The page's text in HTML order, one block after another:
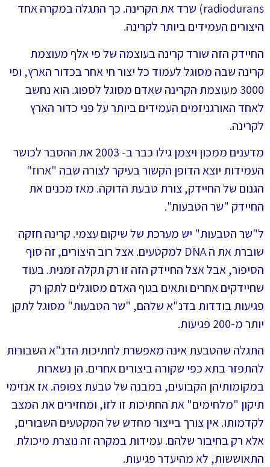
radiodurans) שרד את הקרינה. כך התגלה במקרה אחד
היצורים העמידים ביותר לקרינה.
החיידק הזה שורד קרינה בעוצמה של פי אלף מעוצמת
קרינה שבה מסוגל לעמוד כל יצור חי אחר בכדור הארץ, ופי
3000 מעוצמת הקרינה שאדם מסוגל לספוג. הוא נחשב
לאחד האורגניזמים העמידים ביותר על פני כדור הארץ
לקרינה.
מדענים ממכון ויצמן גילו כבר ב- 2003 את ההסבר לכושר
העמידות יוצא הדופן הקשור בעיקר לצורה שבה "ארוז"
הגנום של החיידק, צורת טבעת הדוקה. מאז מכנים את
החיידק "שר הטבעות".
ל"שר הטבעות" יש מערכת של שיקום עצמי. קרינה חזקה
שוברת את ה DNA למקטעים. אצל רוב היצורים, זה סוף
הסיפור, אבל אצל החיידק הזה זו רק תקלה זמנית. בעוד
שחיידקים אחרים ותאים בגוף האדם מסוגלים לתקן רק
פגיעות בודדות בדנ"א שלהם, "שר הטבעות" מסוגל לתקן
יותר מ-200 פגיעות.
התגלה שהטבעת אינה מאפשרת לחתיכות הדנ"א השבורות
להתפזר בתא כפי שקורה ביצורים אחרים. הן נשארות
במקומותיהן הקבועים, במבנה של טבעת צפופה. אז אנזימי
תיקון "מלחימים" את החתיכות זו לזו, ומחזירים את המצב
לקדמותו. אין צורך בייצור מחדש של המקטעים השבורים,
אלא רק בחיבור שלהם. עמידות במקרה זה נוצרת מיכולת
התאוששות, לא מהיעדר פגיעות.